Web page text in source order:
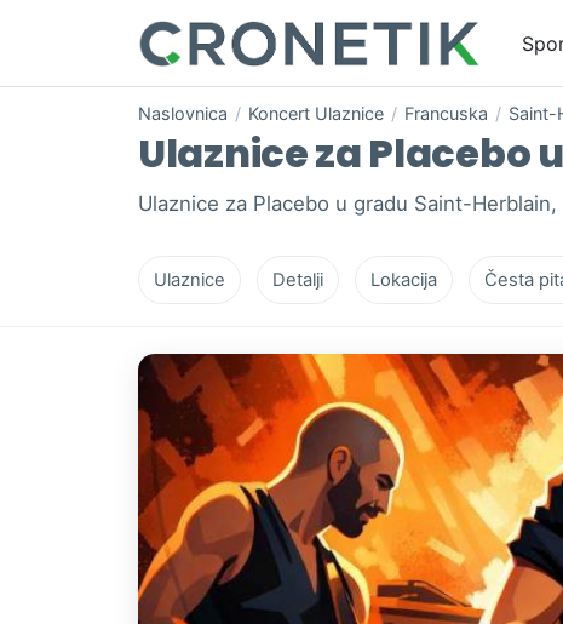
Naslovnica / Koncert Ulaznice / Francuska / Saint-
Ulaznice za Placebo
Ulaznice za Placebo u gradu Saint-
Ulaznice Detalji Lokacija Česta